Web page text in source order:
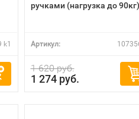
k1
ручками (нагрузка до 90кг)
Артикул:
1 620 руб.
1 274 руб.